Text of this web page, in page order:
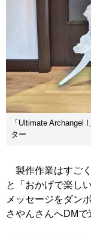
「Ultimate Archangel
ター
製作作業はすご
と「おかげで楽し
メッセージをダン
さやんさんへDMで